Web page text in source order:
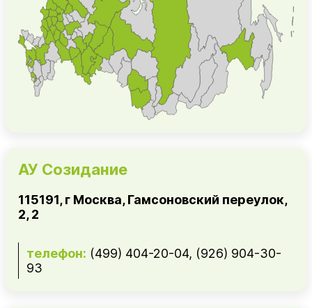
АУ Созидание
115191, г Москва, Гамсоновский переулок,
2, 2
телефон: (499) 404-20-04, (926) 904-30-
93